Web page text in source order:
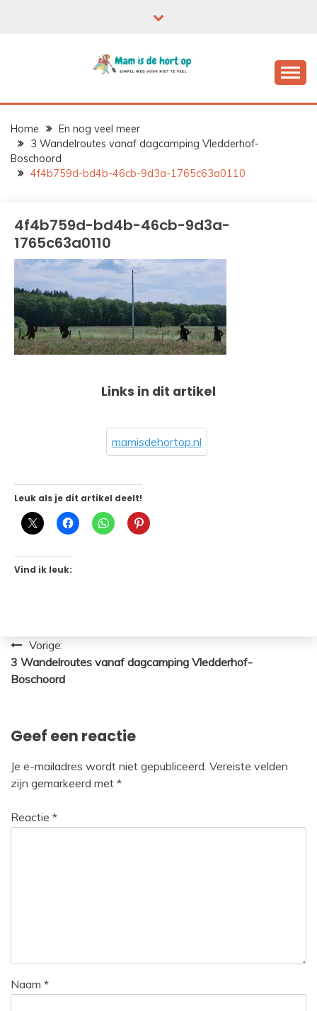
Home
En nog veel meer
3 Wandelroutes vanaf dagcamping Vledderhof-
Boschoord
4f4b759d-bd4b-46cb-9d3a-1765c63a0110
4f4b759d-bd4b-46cb-9d3a-
1765c63a0110
Links in dit artikel
mamisdehortop.nl
Leuk als je dit artikel deelt!
Vind ik leuk:
Bericht
navigatie
Vorige:
3 Wandelroutes vanaf dagcamping Vledderhof-
Boschoord
Geef een reactie
Je e-mailadres wordt niet gepubliceerd. Vereiste velden
zijn gemarkeerd met *
Reactie *
Naam *